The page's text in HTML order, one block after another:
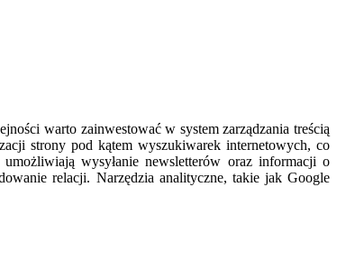
warto zainwestować w system zarządzania treścią
strony pod kątem wyszukiwarek internetowych, co
wysyłanie newsletterów oraz informacji o
relacji. Narzędzia analityczne, takie jak Google